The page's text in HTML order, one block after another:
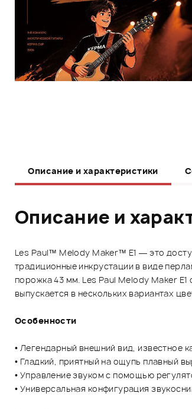
Описание и характеристики
Описание и
Les Paul™ Melody Maker™ E1 — это
традиционные инкрустации в виде
порожка 43 мм. Les Paul Melody Maker
выпускается в нескольких вариантах
Особенности
• Легендарный внешний вид, известное
• Гладкий, приятный на ощупь плавный
• Управление звуком с помощью
• Универсальная конфигурация